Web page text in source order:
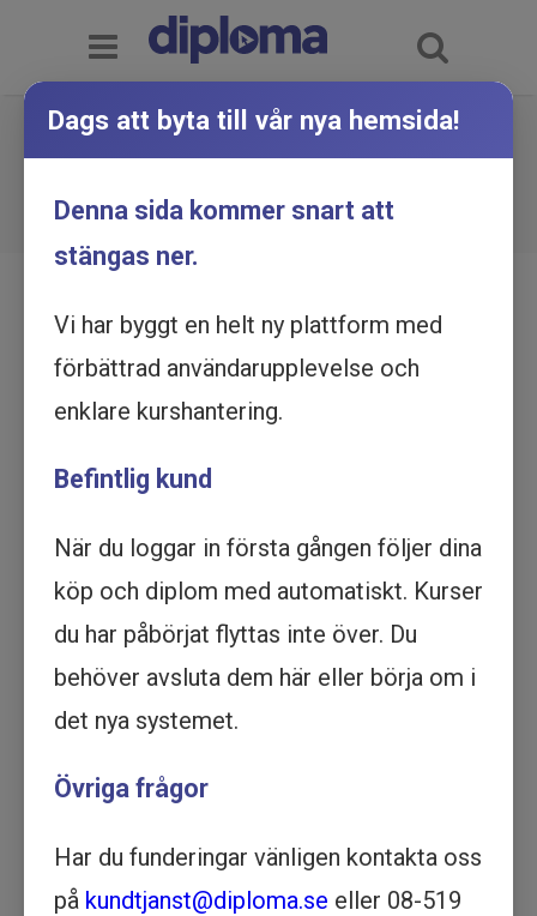
Digital presentationsteknik - Utbildning online
Köp - 2 495 kr
Prova ett delmoment
Utbildning online
KOMMUNIKATION | 1 TIMME
Motsvarar ½ dag lärarledd utbildning
Beskrivning
Dags att byta till vår nya hemsida!
Denna sida kommer snart att
stängas ner.
Vi har byggt en helt ny plattform med
förbättrad användarupplevelse och
enklare kurshantering.
Befintlig kund
När du loggar in första gången följer dina
köp och diplom med automatiskt. Kurser
du har påbörjat flyttas inte över. Du
behöver avsluta dem här eller börja om i
det nya systemet.
Övriga frågor
Har du funderingar vänligen kontakta oss
på kundtjanst@diploma.se eller 08-519